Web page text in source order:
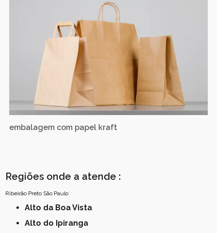
embalagem com papel kraft
Regiões onde a atende :
Ribeirão Preto São Paulo
Alto da Boa Vista
Alto do Ipiranga